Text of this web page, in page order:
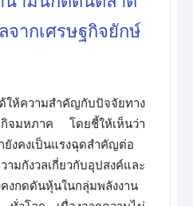
จากเศรษฐกิจยักษ์
ให้ความสำคัญกับปัจจัยทาง
กิจมหภาค โดยชี้ให้เห็นว่า
ยังคงเป็นแรงฉุดสำคัญต่อ
งวลเกี่ยวกับอุปสงค์และ
งกดดันหุ้นในกลุ่มพลังงาน